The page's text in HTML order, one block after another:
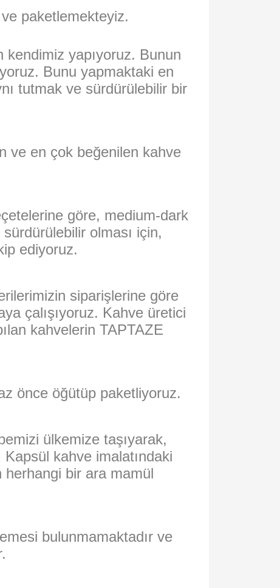
paketlemekteyiz.
kendimiz yapıyoruz. Bunun
Bunu yapmaktaki en
tutmak ve sürdürülebilir bir
ve en çok beğenilen kahve
göre, medium-dark
olması için,
ediyoruz.
siparişlerine göre
çalışıyoruz. Kahve üretici
kahvelerin TAPTAZE
önce öğütüp paketliyoruz.
ülkemize taşıyarak,
kahve imalatındaki
herhangi bir ara mamül
bulunmamaktadır ve